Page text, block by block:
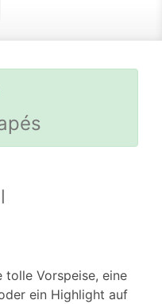
tolle Vorspeise, eine
ein Highlight auf